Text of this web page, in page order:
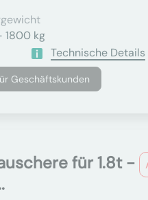
1800 kg
Technische Details
Geschäftskunden
für 1.8t -